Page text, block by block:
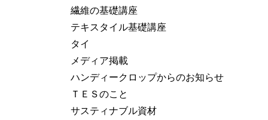
繊維の基礎講座
テキスタイル基礎講座
タイ
メディア掲載
ハンディークロップからのお知らせ
ＴＥＳのこと
サスティナブル資材